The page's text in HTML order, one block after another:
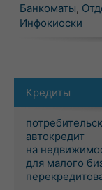
Банкоматы,
Инфокиоски
Кредиты
автокредит
на
для малого